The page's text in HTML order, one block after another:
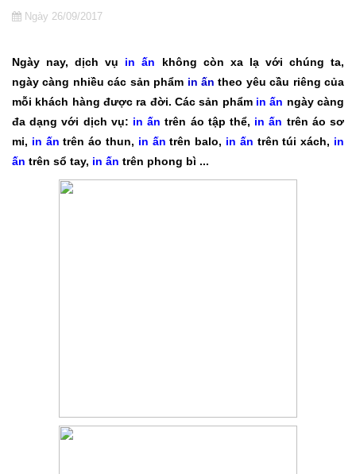
Ngày 26/09/2017
Ngày nay, dịch vụ in ấn không còn xa lạ với chúng ta,
ngày càng nhiều các sản phẩm in ấn theo yêu cầu riêng của
mỗi khách hàng được ra đời. Các sản phẩm in ấn ngày càng
đa dạng với dịch vụ: in ấn trên áo tập thể, in ấn trên áo sơ
mi, in ấn trên áo thun, in ấn trên balo, in ấn trên túi xách, in
ấn trên sổ tay, in ấn trên phong bì ...